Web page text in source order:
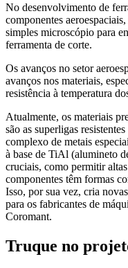
No desenvolvimento de
componentes
simples microscópio para
ferramenta de corte.
Os avanços no setor
avanços nos materiais,
resistência à temperatura
Atualmente, os materiais
são as superligas
complexo de metais
à base de TiAl (alumineto
cruciais, como permitir
componentes têm formas
Isso, por sua vez, cria
para os fabricantes de
Coromant.
Truque no